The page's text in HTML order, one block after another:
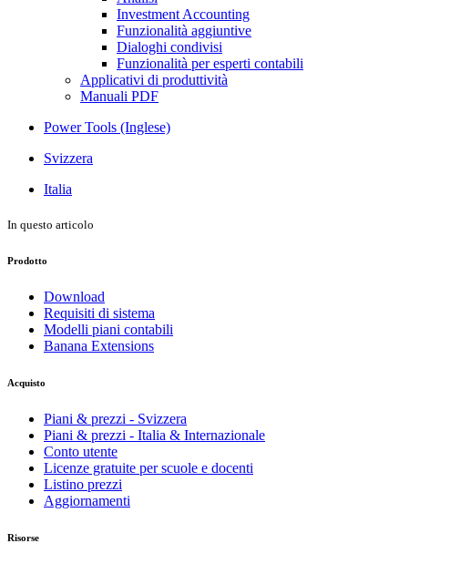
Investment Accounting
Funzionalità aggiuntive
Dialoghi condivisi
Funzionalità per esperti contabili
Applicativi di produttività
Manuali PDF
Power Tools (Inglese)
Svizzera
Italia
In questo articolo
Prodotto
Download
Requisiti di sistema
Modelli piani contabili
Banana Extensions
Acquisto
Piani & prezzi - Svizzera
Piani & prezzi - Italia & Internazionale
Conto utente
Licenze gratuite per scuole e docenti
Listino prezzi
Aggiornamenti
Risorse